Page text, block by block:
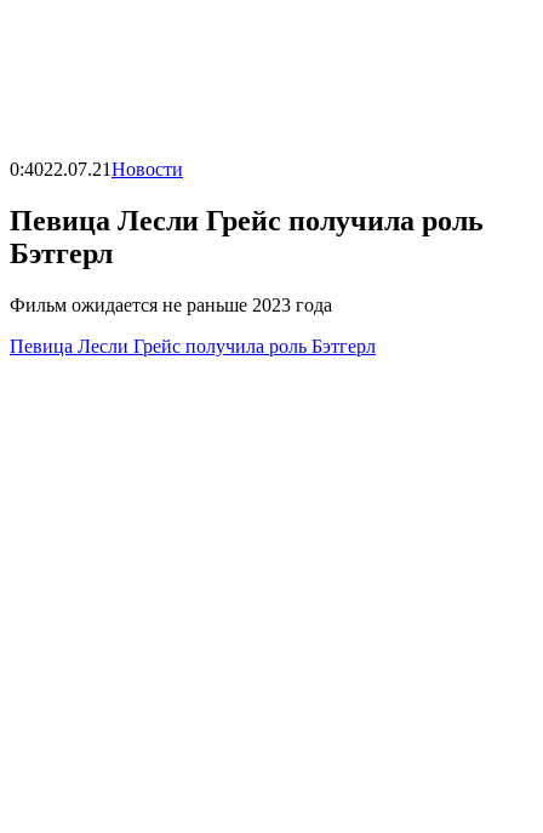
0:4022.07.21Новости
Певица Лесли Грейс получила роль
Бэтгерл
Фильм ожидается не раньше 2023 года
Певица Лесли Грейс получила роль Бэтгерл